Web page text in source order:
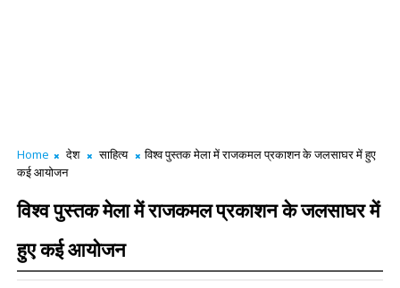
Home देश साहित्य
विश्व पुस्तक मेला में राजकमल प्रकाशन के जलसाघर में हुए
कई आयोजन
विश्व पुस्तक मेला में राजकमल प्रकाशन के जलसाघर में
हुए कई आयोजन